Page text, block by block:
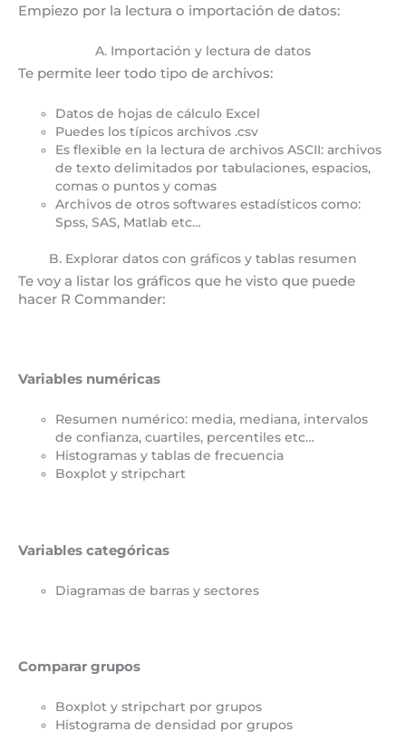
Empiezo por la lectura o importación de datos:
A. Importación y lectura de datos
Te permite leer todo tipo de archivos:
Datos de hojas de cálculo Excel
Puedes los típicos archivos .csv
Es flexible en la lectura de archivos ASCII: archivos
de texto delimitados por tabulaciones, espacios,
comas o puntos y comas
Archivos de otros softwares estadísticos como:
Spss, SAS, Matlab etc…
B. Explorar datos con gráficos y tablas resumen
Te voy a listar los gráficos que he visto que puede
hacer R Commander:
Variables numéricas
Resumen numérico: media, mediana, intervalos
de confianza, cuartiles, percentiles etc…
Histogramas y tablas de frecuencia
Boxplot y stripchart
Variables categóricas
Diagramas de barras y sectores
Comparar grupos
Boxplot y stripchart por grupos
Histograma de densidad por grupos